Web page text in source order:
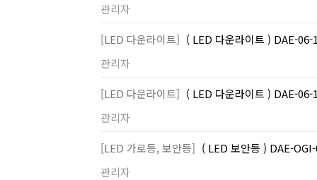
관리자
[LED 다운라이트] ( LED 다운라이트 ) DAE-06-
관리자
[LED 다운라이트] ( LED 다운라이트 ) DAE-06-
관리자
[LED 가로등, 보안등] ( LED 보안등 ) DAE-
관리자